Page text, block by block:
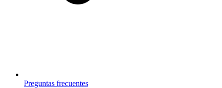
Preguntas frecuentes